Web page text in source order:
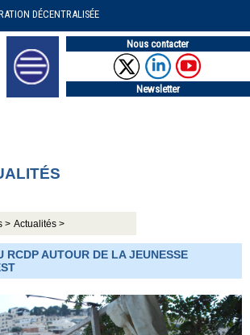
DÉCENTRALISÉE
Nous contacter
Newsletter
> Actualités >
RCDP AUTOUR DE LA JEUNESSE